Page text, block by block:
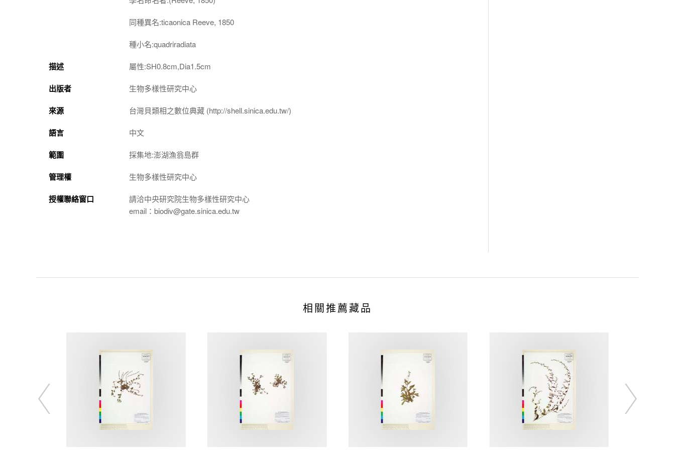
同種異名:ticaonica Reeve, 1850
種小名:quadriradiata
描述 屬性:SH0.8cm,Dia1.5cm
出版者 生物多樣性研究中心
來源 台灣貝類相之數位典藏 (http://shell.sinica.edu.tw/)
語言 中文
範圍 採集地:澎湖漁翁島群
管理權 生物多樣性研究中心
授權聯絡窗口
請洽中央研究院生物多樣性研究中心
email：biodiv@gate.sinica.edu.tw
相關推薦藏品